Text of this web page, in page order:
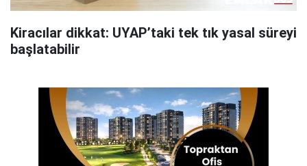
Kiracılar dikkat: UYAP’taki tek tık yasal süreyi
başlatabilir